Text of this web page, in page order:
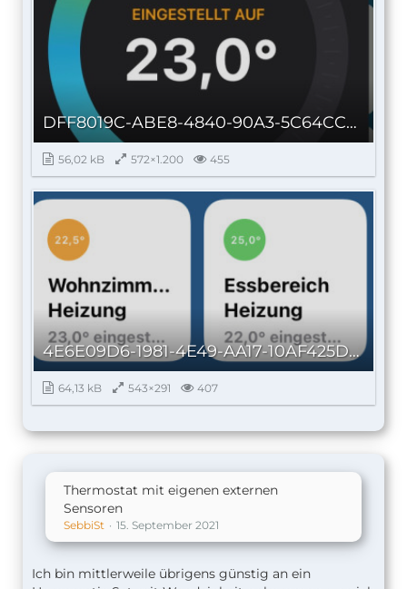
DFF8019C-ABE8-4840-90A3-5C64CC5828B8_autoscaled.jpg
56,02 kB 572×1.200 455
4E6E09D6-1981-4E49-AA17-10AF425D8DDE.jpeg
64,13 kB 543×291 407
Thermostat mit eigenen externen
Sensoren
SebbiSt 15. September 2021
Ich bin mittlerweile übrigens günstig an ein